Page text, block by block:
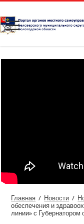
Главная / Новости /
обеспечения и
линии» с Губернатором